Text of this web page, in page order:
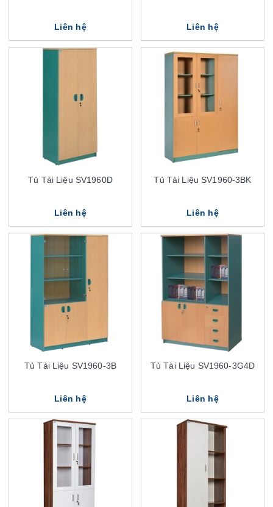
Liên hệ Liên hệ
Tủ Tài Liệu SV1960D
Liên hệ
Tủ Tài Liệu SV1960-3BK
Liên hệ
Tủ Tài Liệu SV1960-3B
Liên hệ
Tủ Tài Liệu SV1960-3G4D
Liên hệ